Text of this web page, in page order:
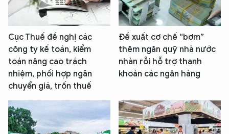
Cục Thuế đề nghị các
công ty kế toán, kiểm
toán nâng cao trách
nhiệm, phối hợp ngăn
chuyển giá, trốn thuế
Đề xuất cơ chế “bơm”
thêm ngân quỹ nhà nước
nhàn rỗi hỗ trợ thanh
khoản các ngân hàng